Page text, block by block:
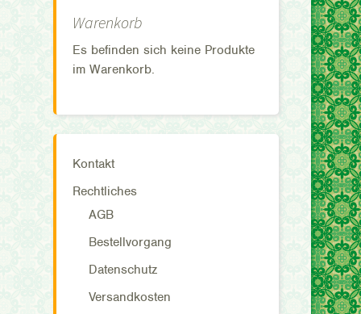
Warenkorb
Es befinden sich keine Produkte
im Warenkorb.
Kontakt
Rechtliches
AGB
Bestellvorgang
Datenschutz
Versandkosten